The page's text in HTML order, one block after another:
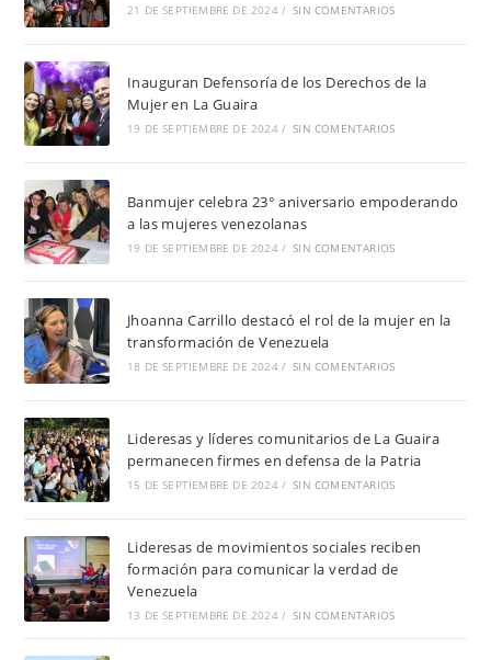
21 DE SEPTIEMBRE DE 2024 / SIN COMENTARIOS
Inauguran Defensoría de los Derechos de la
Mujer en La Guaira
19 DE SEPTIEMBRE DE 2024 / SIN COMENTARIOS
Banmujer celebra 23° aniversario empoderando
a las mujeres venezolanas
19 DE SEPTIEMBRE DE 2024 / SIN COMENTARIOS
Jhoanna Carrillo destacó el rol de la mujer en la
transformación de Venezuela
18 DE SEPTIEMBRE DE 2024 / SIN COMENTARIOS
Lideresas y líderes comunitarios de La Guaira
permanecen firmes en defensa de la Patria
15 DE SEPTIEMBRE DE 2024 / SIN COMENTARIOS
Lideresas de movimientos sociales reciben
formación para comunicar la verdad de
Venezuela
13 DE SEPTIEMBRE DE 2024 / SIN COMENTARIOS